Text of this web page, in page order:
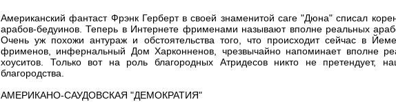
Американский фантаст Фрэнк Герберт в своей знаменитой саге "Дюна" списал
арабов-бедуинов. Теперь в Интернете фрименами называют вполне реальных
Очень уж похожи антураж и обстоятельства того, что происходит сейчас в
фрименов, инфернальный Дом Харконненов, чрезвычайно напоминает вполне
хоуситов. Только вот на роль благородных Атридесов никто не претендует,
благородства.
АМЕРИКАНО-САУДОВСКАЯ "ДЕМОКРАТИЯ"